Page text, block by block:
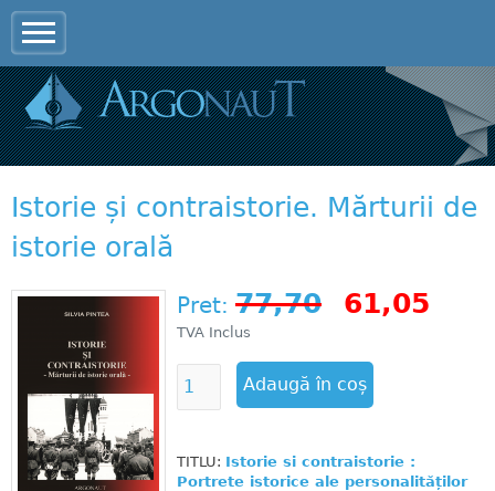
Istorie și contraistorie. Mărturii de
istorie orală
Pret: 77,70 61,05
TVA Inclus
TITLU: Istorie si contraistorie :
Portrete istorice ale personalităților